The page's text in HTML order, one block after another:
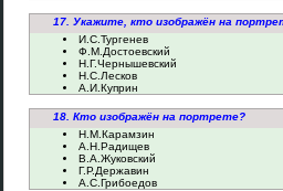
17. Укажите, кто изображён на
И.С.Тургенев
Ф.М.Достоевский
Н.Г.Чернышевский
Н.С.Лесков
А.И.Куприн
18. Кто изображён на портрете?
Н.М.Карамзин
А.Н.Радищев
В.А.Жуковский
Г.Р.Державин
А.С.Грибоедов